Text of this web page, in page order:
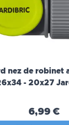
nez de robinet
- 20x27
6,99 €